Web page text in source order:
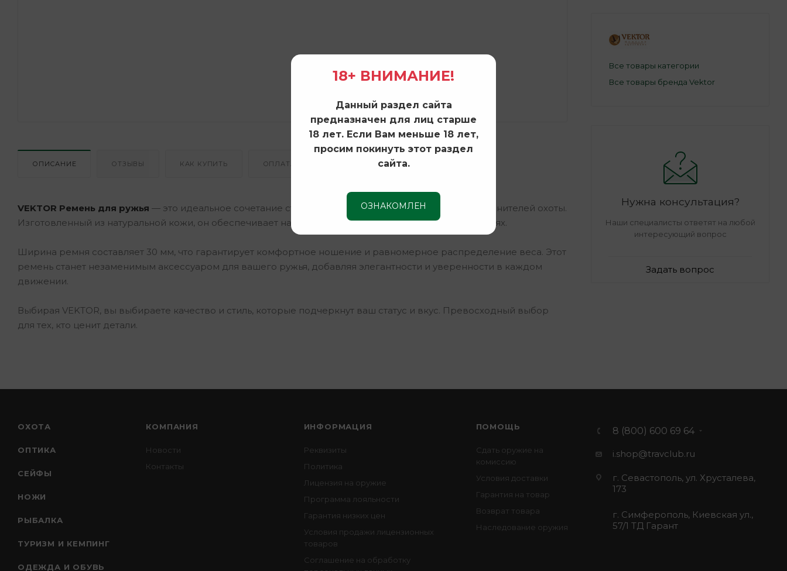
ОПИСАНИЕ ОТЗЫВЫ КАК КУПИТЬ ОПЛАТА И ДОСТАВКА
VEKTOR Ремень для ружья — это идеальное сочетание стиля и функциональности для настоящих ценителей охоты.
Изготовленный из натуральной кожи, он обеспечивает надежность и долговечность в любых условиях.
Ширина ремня составляет 30 мм, что гарантирует комфортное ношение и равномерное распределение веса. Этот
ремень станет незаменимым аксессуаром для вашего ружья, добавляя элегантности и уверенности в каждом
движении.
Выбирая VEKTOR, вы выбираете качество и стиль, которые подчеркнут ваш статус и вкус. Превосходный выбор
для тех, кто ценит детали.
Все товары категории
Все товары бренда Vektor
Нужна консультация?
Наши специалисты ответят на любой
интересующий вопрос
Задать вопрос
ОХОТА
ОПТИКА
СЕЙФЫ
НОЖИ
РЫБАЛКА
ТУРИЗМ И КЕМПИНГ
ОДЕЖДА И ОБУВЬ
КОМПАНИЯ
Новости
Контакты
ИНФОРМАЦИЯ
Реквизиты
Политика
Лицензия на оружие
Программа лояльности
Гарантия низких цен
Условия продажи лицензионных
товаров
Соглашение на обработку
ПОМОЩЬ
Сдать оружие на
комиссию
Условия доставки
Гарантия на товар
Возврат товара
Наследование оружия
8 (800) 600 69 64
i.shop@travclub.ru
г. Севастополь, ул. Хрусталева,
173
г. Симферополь, Киевская ул.,
57/1 ТД Гарант
18+ ВНИМАНИЕ!
Данный раздел сайта
предназначен для лиц старше
18 лет. Если Вам меньше 18 лет,
просим покинуть этот раздел
сайта.
ОЗНАКОМЛЕН